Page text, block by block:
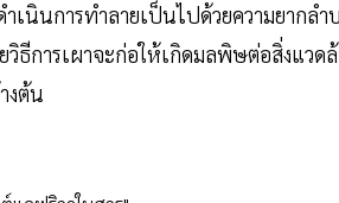
เนินการทำลายเป็นไปด้วยความยากล
ธีการเผาจะก่อให้เกิดมลพิษต่อสิ่งแวด
งต้น